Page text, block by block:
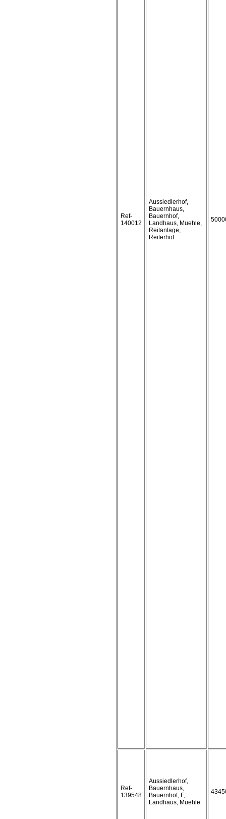
Ref-
140012
Aussiedlerhof,
Bauernhaus,
Bauernhof,
Landhaus, Muehle,
Reitanlage,
Reiterhof
Ref-
139548
Aussiedlerhof,
Bauernhaus,
Bauernhof, F,
Landhaus, Muehle